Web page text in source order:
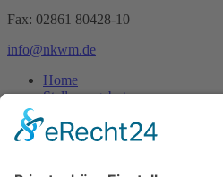
Fax: 02861 80428-10
info@nkwm.de
Home
Stellenangebote
Download Flyer
Suchen